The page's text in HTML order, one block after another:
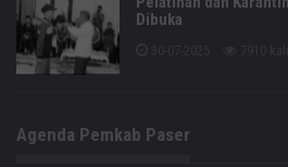
Dibuka
Agenda Pemkab Paser